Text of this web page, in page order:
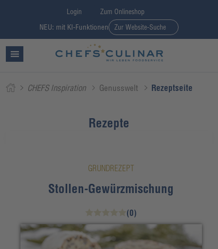
Login Zum Onlineshop
NEU: mit KI-Funktionen Zur Website-Suche
CHEFS Inspiration Genusswelt Rezeptseite
Rezepte
GRUNDREZEPT
Stollen-Gewürzmischung
(0)